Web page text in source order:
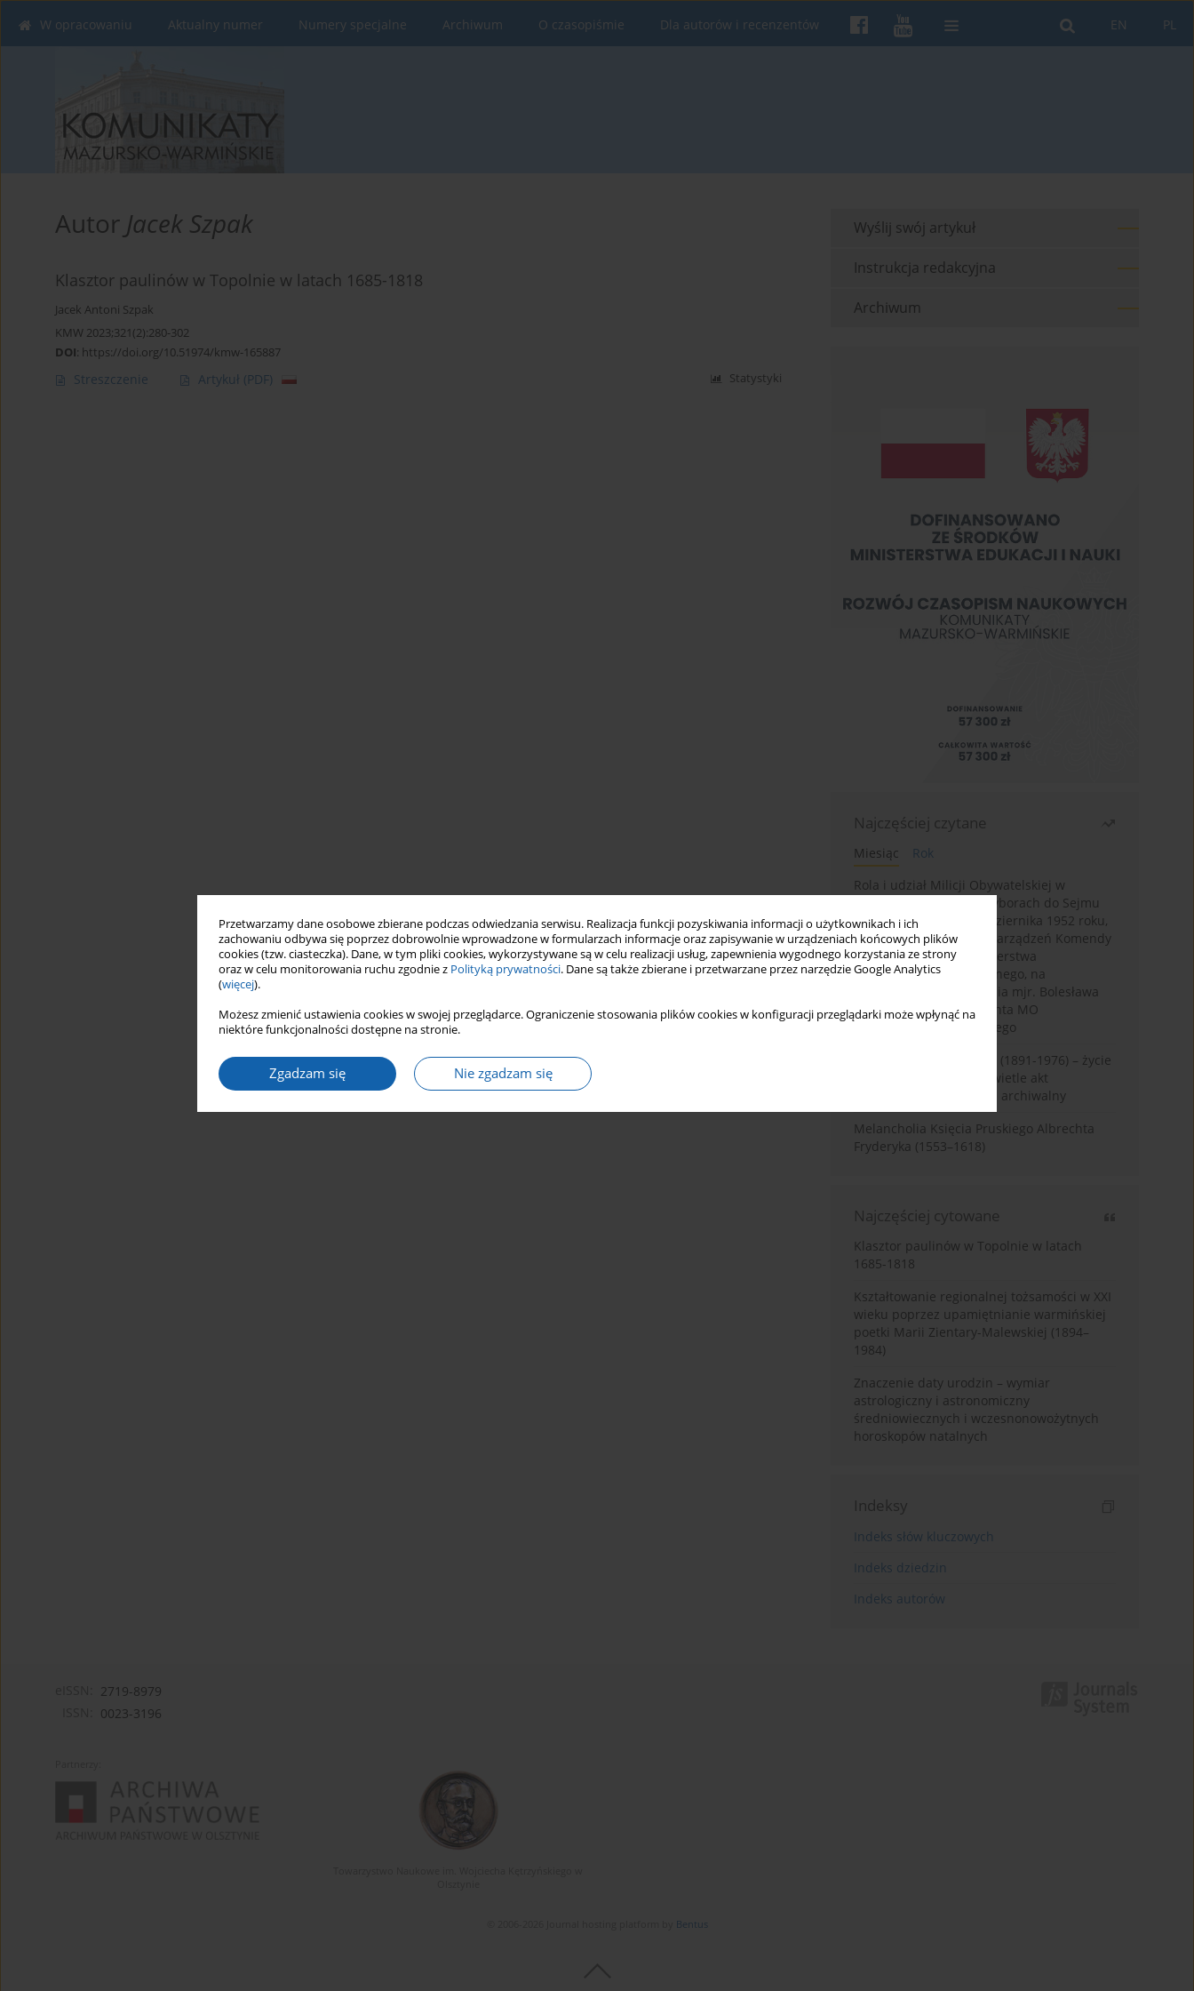
Przetwarzamy dane osobowe zbierane podczas odwiedzania serwisu. Realizacja funkcji pozyskiwania informacji o użytkownikach i ich
zachowaniu odbywa się poprzez dobrowolnie wprowadzone w formularzach informacje oraz zapisywanie w urządzeniach końcowych plików
cookies (tzw. ciasteczka). Dane, w tym pliki cookies, wykorzystywane są w celu realizacji usług, zapewnienia wygodnego korzystania ze strony
oraz w celu monitorowania ruchu zgodnie z Polityką prywatności. Dane są także zbierane i przetwarzane przez narzędzie Google Analytics
(więcej).
Możesz zmienić ustawienia cookies w swojej przeglądarce. Ograniczenie stosowania plików cookies w konfiguracji przeglądarki może wpłynąć na
niektóre funkcjonalności dostępne na stronie.
Zgadzam się Nie zgadzam się
PL
EN
W opracowaniu Aktualny numer Numery specjalne Archiwum O czasopiśmie Dla autorów i recenzentów
Autor Jacek Szpak
Klasztor paulinów w Topolnie w latach 1685-1818
Jacek Antoni Szpak
KMW 2023;321(2):280-302
DOI: https://doi.org/10.51974/kmw-165887
Streszczenie Artykuł (PDF) Statystyki
Wyślij swój artykuł
Instrukcja redakcyjna
Archiwum
Najczęściej czytane
Miesiąc
Rok
Rola i udział Milicji Obywatelskiej w
kampanii wyborczej i wyborach do Sejmu
PRL I kadencji z 26 października 1952 roku,
w świetle wytycznych i zarządzeń Komendy
Głównej MO oraz Ministerstwa
Bezpieczeństwa Publicznego, na
przykładzie sprawozdania mjr. Bolesława
Wyszyńskiego komendanta MO
województwa olsztyńskiego
Zygmunt Tadeusz Robel (1891-1976) – życie
i kariera zawodowa w świetle akt
osobowych. Rekonesans archiwalny
Melancholia Księcia Pruskiego Albrechta
Fryderyka (1553–1618)
Najczęściej cytowane
Klasztor paulinów w Topolnie w latach
1685-1818
Kształtowanie regionalnej tożsamości w XXI
wieku poprzez upamiętnianie warmińskiej
poetki Marii Zientary-Malewskiej (1894–
1984)
Znaczenie daty urodzin – wymiar
astrologiczny i astronomiczny
średniowiecznych i wczesnonowożytnych
horoskopów natalnych
Indeksy
Indeks słów kluczowych
Indeks dziedzin
Indeks autorów
2719-8979
0023-3196
Bentus